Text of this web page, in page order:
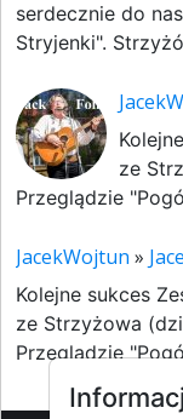
serdecznie do
Stryjenki".
ze
Przeglądzie
JacekWojtun »
Kolejne sukces
ze Strzyżowa
Przeglądzie